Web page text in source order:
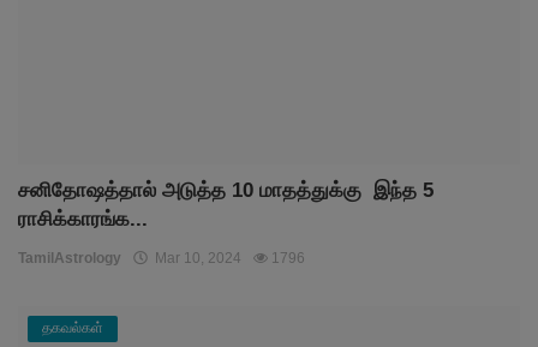
சனிதோஷத்தால் அடுத்த 10 மாதத்துக்கு இந்த 5
ராசிக்காரங்க...
TamilAstrology Mar 10, 2024 1796
தகவல்கள்